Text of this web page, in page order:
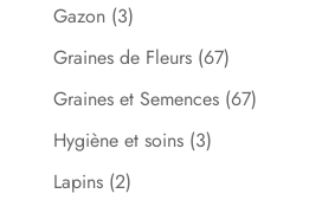
Gazon (3)
Graines de Fleurs (67)
Graines et Semences (67)
Hygiène et soins (3)
Lapins (2)